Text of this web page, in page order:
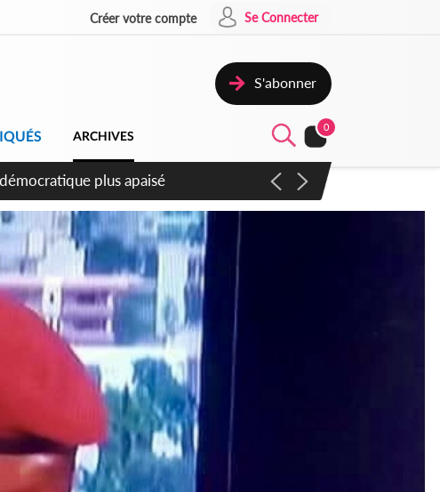
Créer votre compte Se Connecter
S'abonner
ARCHIVES
0
compter du samedi